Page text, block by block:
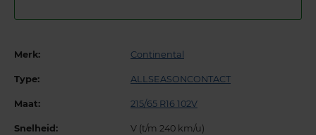
Merk: Continental
Type: ALLSEASONCONTACT
Maat: 215/65 R16 102V
Snelheid: V (t/m 240 km/u)